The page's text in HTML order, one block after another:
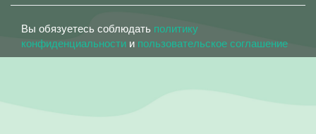
Вы обязуетесь соблюдать политику
конфиденциальности и пользовательское соглашение